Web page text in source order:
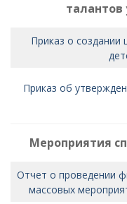
Приказ о создании
Приказ об
Мероприятия
Отчет o проведении
массовых